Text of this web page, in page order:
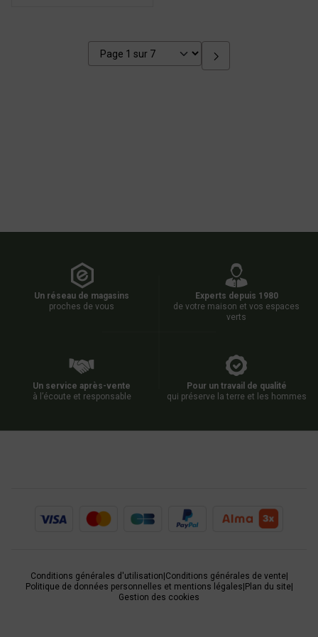
Un réseau de magasins
proches de vous
Experts depuis 1980
de votre maison et vos espaces
verts
Un service après-vente
à l’écoute et responsable
Pour un travail de qualité
qui préserve la terre et les hommes
Conditions générales d'utilisation Conditions générales de vente|
Politique de données personnelles et mentions légales Plan du site|
Gestion des cookies